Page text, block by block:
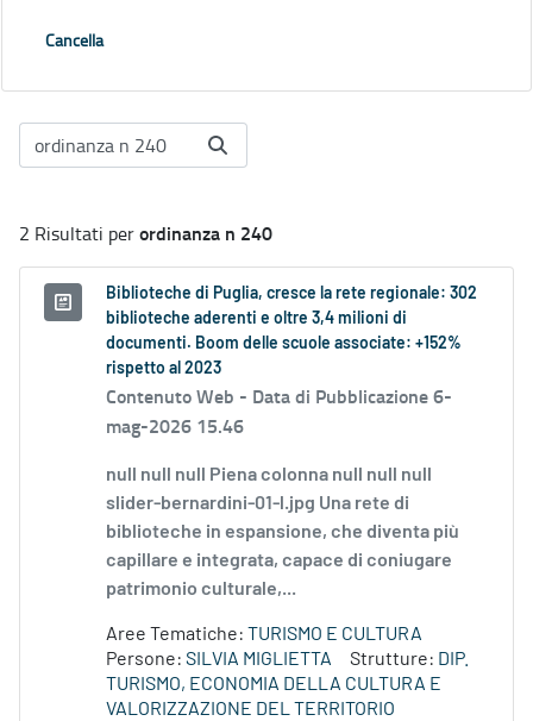
Cancella
2 Risultati perordinanza n 240
Biblioteche di Puglia, cresce la rete regionale: 302
biblioteche aderenti e oltre 3,4 milioni di
documenti. Boom delle scuole associate: +152%
rispetto al 2023
Contenuto Web - Data di Pubblicazione 6-
mag-2026 15.46
null null null Piena colonna null null null
slider-bernardini-01-l.jpg Una rete di
biblioteche in espansione, che diventa più
capillare e integrata, capace di coniugare
patrimonio culturale,...
Aree Tematiche: TURISMO E CULTURA
Persone: SILVIA MIGLIETTA Strutture: DIP.
TURISMO, ECONOMIA DELLA CULTURA E
VALORIZZAZIONE DEL TERRITORIO